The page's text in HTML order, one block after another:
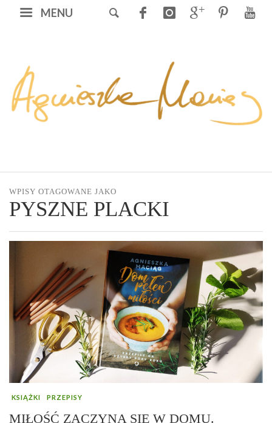
MENU
WPISY OTAGOWANE JAKO
PYSZNE PLACKI
KSIĄŻKI PRZEPISY
MIŁOŚĆ ZACZYNA SIĘ W DOMU.